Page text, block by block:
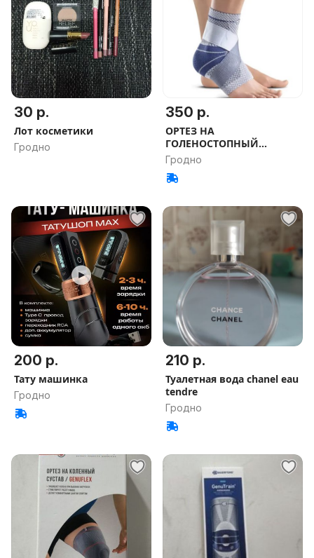
30 р.
Лот косметики
Гродно
350 р.
ОРТЕЗ НА
ГОЛЕНОСТОПНЫЙ
С..BAUERFEIND
MALLEOTRAIN S
Гродно
200 р.
Тату машинка
Гродно
210 р.
Туалетная вода chanel eau
tendre
Гродно